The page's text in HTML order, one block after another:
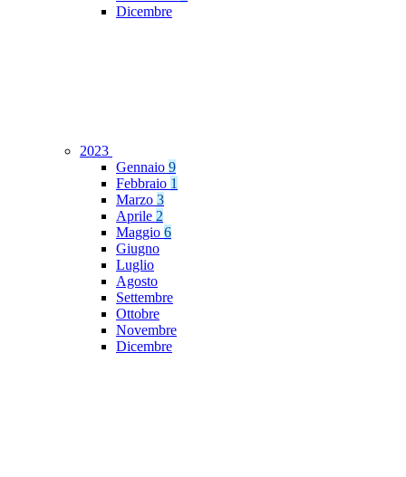
Dicembre
2023
Gennaio 9
Febbraio 1
Marzo 3
Aprile 2
Maggio 6
Giugno
Luglio
Agosto
Settembre
Ottobre
Novembre
Dicembre